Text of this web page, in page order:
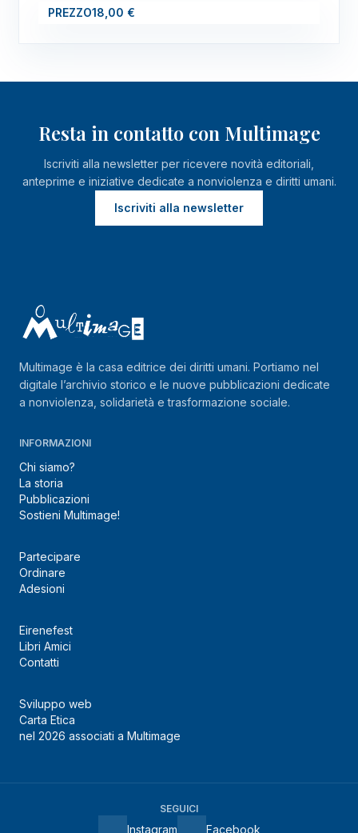
PREZZO18,00 €
Resta in contatto con Multimage
Iscriviti alla newsletter per ricevere novità editoriali,
anteprime e iniziative dedicate a nonviolenza e diritti umani.
Iscriviti alla newsletter
Multimage è la casa editrice dei diritti umani. Portiamo nel
digitale l’archivio storico e le nuove pubblicazioni dedicate
a nonviolenza, solidarietà e trasformazione sociale.
INFORMAZIONI
Chi siamo?
La storia
Pubblicazioni
Sostieni Multimage!
Partecipare
Ordinare
Adesioni
Eirenefest
Libri Amici
Contatti
Sviluppo web
Carta Etica
nel 2026 associati a Multimage
SEGUICI
Instagram Facebook